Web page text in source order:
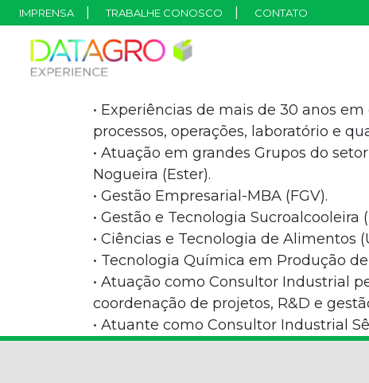
IMPRENSA TRABALHE CONOSCO CONTATO
• Experiências de mais de 30 anos
processos, operações, laboratório e
• Atuação em grandes Grupos do
Nogueira (Ester).
• Gestão Empresarial-MBA (FGV).
• Gestão e Tecnologia Sucroalcooleira
• Ciências e Tecnologia de Alimentos
• Tecnologia Química em Produção
• Atuação como Consultor Industrial
coordenação de projetos, R&D e
• Atuante como Consultor Industrial